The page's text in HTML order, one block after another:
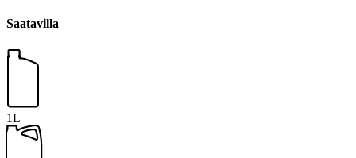
Saatavilla
1L